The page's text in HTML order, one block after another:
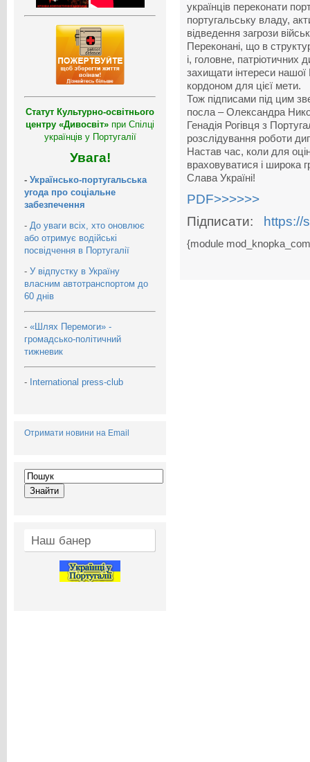
Статут Культурно-освітнього
центру «Дивосвіт» при Спілці
українців у Португалії
Увага!
- Українсько-португальська
угода про соціальне
забезпечення
- До уваги всіх, хто оновлює
або отримує водійські
посвідчення в Португалії
- У відпустку в Україну
власним автотранспортом до
60 днів
- «Шлях Перемоги» -
громадсько-політичний
тижневик
- International press-club
Отримати новини на Email
Наш банер
українців переконати
португальську владу,
відведення загрози
Переконані, що в
і, головне, патріотичних
захищати інтереси нашої
кордоном для цієї мети.
Тож підписами під цим
посла – Олександра
Генадія Рогівця з
розслідування роботи
Настав час, коли для
враховуватися і широка
Слава Україні!
PDF>>>>>>
Підписати:
https://
{module